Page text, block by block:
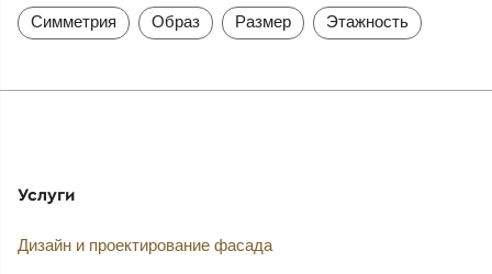
Симметрия Образ Размер Этажность
Услуги
Дизайн и проектирование фасада